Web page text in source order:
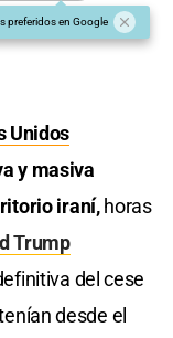
preferidos en Google
Unidos
y masiva
iraní,horas
Trump
del cese
desde el